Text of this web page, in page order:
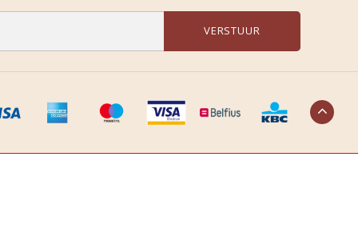
VERSTUUR